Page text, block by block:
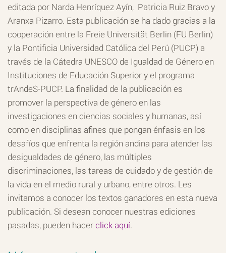
editada por Narda Henríquez Ayín, Patricia Ruiz Bravo y
Aranxa Pizarro. Esta publicación se ha dado gracias a la
cooperación entre la Freie Universität Berlin (FU Berlin)
y la Pontificia Universidad Católica del Perú (PUCP) a
través de la Cátedra UNESCO de Igualdad de Género en
Instituciones de Educación Superior y el programa
trAndeS-PUCP. La finalidad de la publicación es
promover la perspectiva de género en las
investigaciones en ciencias sociales y humanas, así
como en disciplinas afines que pongan énfasis en los
desafíos que enfrenta la región andina para atender las
desigualdades de género, las múltiples
discriminaciones, las tareas de cuidado y de gestión de
la vida en el medio rural y urbano, entre otros. Les
invitamos a conocer los textos ganadores en esta nueva
publicación. Si desean conocer nuestras ediciones
pasadas, pueden hacerclick aquí.